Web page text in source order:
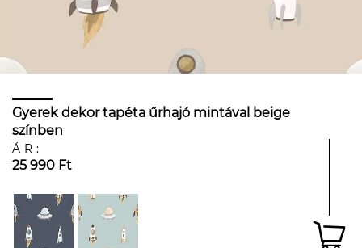
Gyerek dekor tapéta űrhajó mintával beige
színben
ÁR:
25 990 Ft